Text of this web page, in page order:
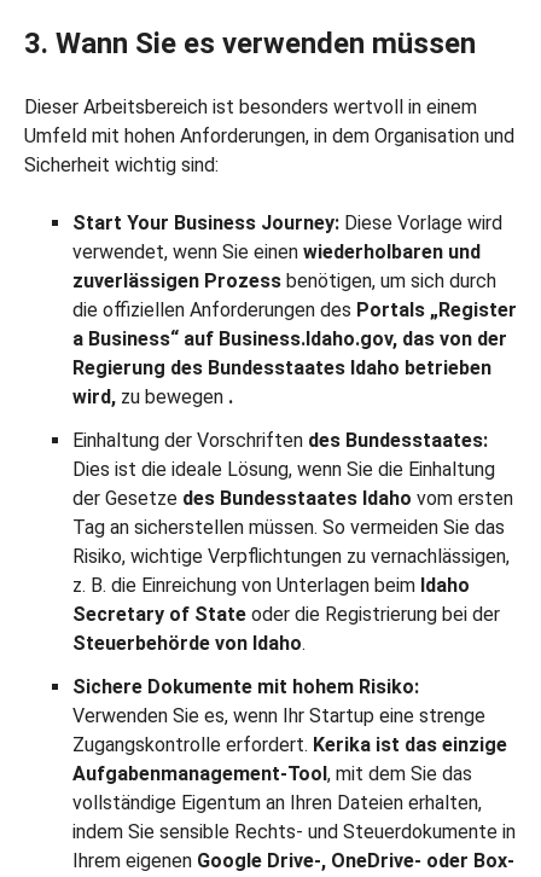
3. Wann Sie es verwenden müssen
Dieser Arbeitsbereich ist besonders wertvoll in einem
Umfeld mit hohen Anforderungen, in dem Organisation und
Sicherheit wichtig sind:
Start Your Business Journey: Diese Vorlage wird
verwendet, wenn Sie einen wiederholbaren und
zuverlässigen Prozess benötigen, um sich durch
die offiziellen Anforderungen des Portals „Register
a Business“ auf Business.Idaho.gov, das von der
Regierung des Bundesstaates Idaho betrieben
wird, zu bewegen .
Einhaltung der Vorschriften des Bundesstaates:
Dies ist die ideale Lösung, wenn Sie die Einhaltung
der Gesetze des Bundesstaates Idaho vom ersten
Tag an sicherstellen müssen. So vermeiden Sie das
Risiko, wichtige Verpflichtungen zu vernachlässigen,
z. B. die Einreichung von Unterlagen beim Idaho
Secretary of State oder die Registrierung bei der
Steuerbehörde von Idaho.
Sichere Dokumente mit hohem Risiko:
Verwenden Sie es, wenn Ihr Startup eine strenge
Zugangskontrolle erfordert. Kerika ist das einzige
Aufgabenmanagement-Tool , mit dem Sie das
vollständige Eigentum an Ihren Dateien erhalten,
indem Sie sensible Rechts- und Steuerdokumente in
Ihrem eigenen Google Drive-, OneDrive- oder Box-